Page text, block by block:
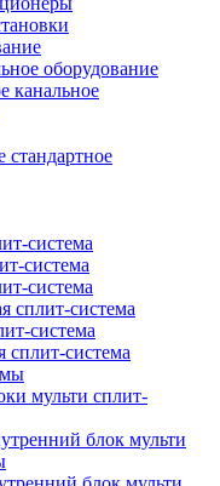
оборудование
канальное
система
система
система
сплит-система
система
сплит-система
мульти сплит-
блок мульти